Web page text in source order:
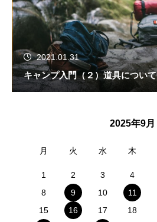
2021.01.31
キャンプ入門（２）道具について
2025年9月
月 火 水 木
1 2 3 4
8
9 10 11
15
16 17 18